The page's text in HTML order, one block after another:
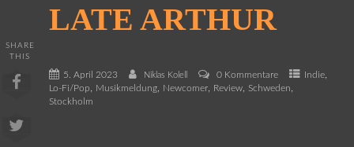
LATE ARTHUR
5. April 2023 Niklas Kolell 0 Kommentare Indie,
Lo-Fi/Pop, Musikmeldung, Newcomer, Review, Schweden,
Stockholm
SHARE
THIS